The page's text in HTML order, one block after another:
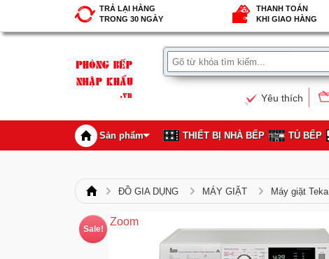
TRẢ LẠI HÀNG
TRONG 30 NGÀY
THANH TOÁN
KHI GIAO HÀNG
Yêu thích
Sản phẩm THIẾT BỊ NHÀ BẾP TỦ BẾP
ĐỒ GIA DỤNG MÁY GIẶT Máy giặt Teka
Sale!
Zoom